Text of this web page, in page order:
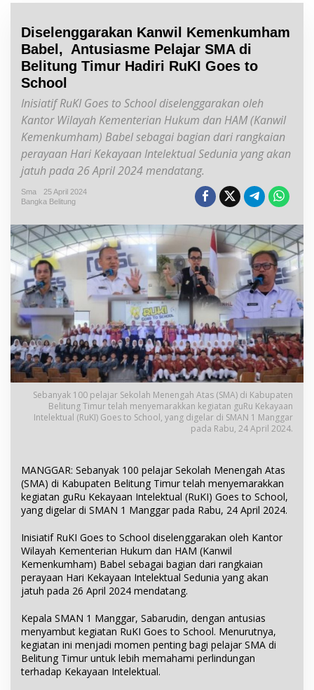
Diselenggarakan Kanwil Kemenkumham
Babel, Antusiasme Pelajar SMA di
Belitung Timur Hadiri RuKI Goes to
School
Inisiatif RuKI Goes to School diselenggarakan oleh
Kantor Wilayah Kementerian Hukum dan HAM (Kanwil
Kemenkumham) Babel sebagai bagian dari rangkaian
perayaan Hari Kekayaan Intelektual Sedunia yang akan
jatuh pada 26 April 2024 mendatang.
Sma
25 April 2024
Bangka Belitung
Sebanyak 100 pelajar Sekolah Menengah Atas (SMA) di Kabupaten
Belitung Timur telah menyemarakkan kegiatan guRu Kekayaan
Intelektual (RuKI) Goes to School, yang digelar di SMAN 1 Manggar
pada Rabu, 24 April 2024.
MANGGAR: Sebanyak 100 pelajar Sekolah Menengah Atas
(SMA) di Kabupaten Belitung Timur telah menyemarakkan
kegiatan guRu Kekayaan Intelektual (RuKI) Goes to School,
yang digelar di SMAN 1 Manggar pada Rabu, 24 April 2024.
Inisiatif RuKI Goes to School diselenggarakan oleh Kantor
Wilayah Kementerian Hukum dan HAM (Kanwil
Kemenkumham) Babel sebagai bagian dari rangkaian
perayaan Hari Kekayaan Intelektual Sedunia yang akan
jatuh pada 26 April 2024 mendatang.
Kepala SMAN 1 Manggar, Sabarudin, dengan antusias
menyambut kegiatan RuKI Goes to School. Menurutnya,
kegiatan ini menjadi momen penting bagi pelajar SMA di
Belitung Timur untuk lebih memahami perlindungan
terhadap Kekayaan Intelektual.